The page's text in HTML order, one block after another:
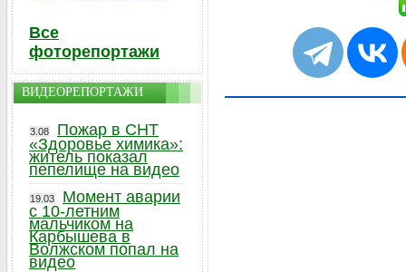
Все
фоторепортажи
ВИДЕОРЕПОРТАЖИ
3.08
Пожар в СНТ
«Здоровье химика»:
житель показал
пепелище на видео
19.03
Момент аварии
с 10-летним
мальчиком на
Карбышева в
Волжском попал на
видео